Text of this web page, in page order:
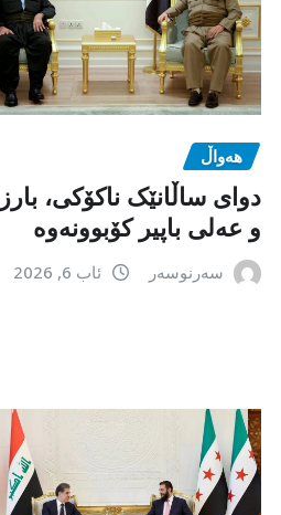
هەواڵ
دوای ساڵانێک ناکۆکی،
و عەلی باپیر کۆبوونەوە
سەرنوسەر ئاب 6, 2026